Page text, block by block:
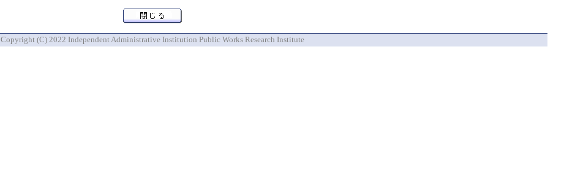
Copyright (C) 2022 Independent Administrative Institution Public Works Research Institute